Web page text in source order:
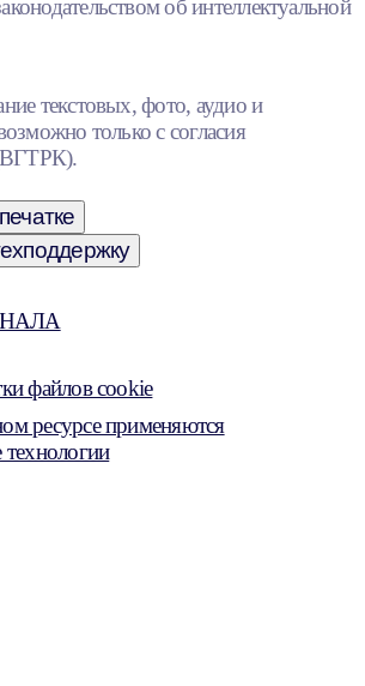
об интеллектуальной
текстовых, фото, аудио и
только с согласия
файлов cookie
ресурсе применяются
технологии